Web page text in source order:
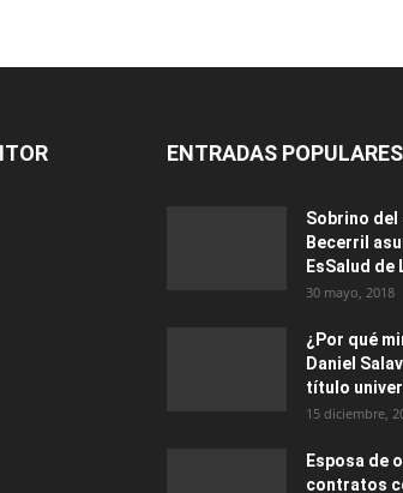
ENTRADAS POPULARES
Sobrino
Becerril
EsSalud de
30 mayo, 2018
¿Por qué
Daniel
título
15 diciembre,
Esposa de
contratos